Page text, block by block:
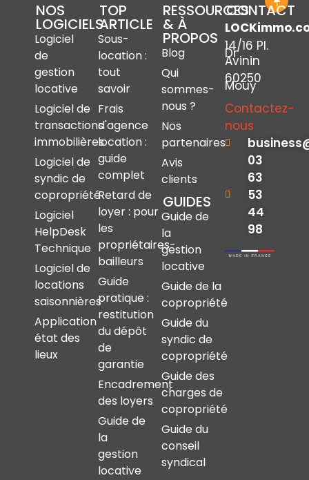
NOS
LOGICIELS
Logiciel
de
gestion
locative
Logiciel de
transactions
immobilières
Logiciel de
syndic de
copropriété
Logiciel
HelpDesk
Technique
Logiciel de
locations
saisonnières
Application
état des
lieux
TOP
ARTICLE
Sous-
location :
tout
savoir
Frais
d'agence
location :
guide
complet
Retard de
loyer : pour
les
propriétaires-
bailleurs
Guide
pratique :
restitution
du dépôt
de
garantie
Encadrement
des loyers
Guide de
la
gestion
locative
RESSOURCES
& À
PROPOS
Blog
Qui
sommes-
nous ?
Nos
partenaires
Avis
clients
GUIDES
Guide de
la
gestion
locative
Guide de la
copropriété
Guide du
syndic de
copropriété
Guide des
charges de
copropriété
Guide du
conseil
syndical
CONTACT
14/16 Pl.
Dr
Avinin
60250
Mouy
Contactez-
nous
03
63
53
44
98